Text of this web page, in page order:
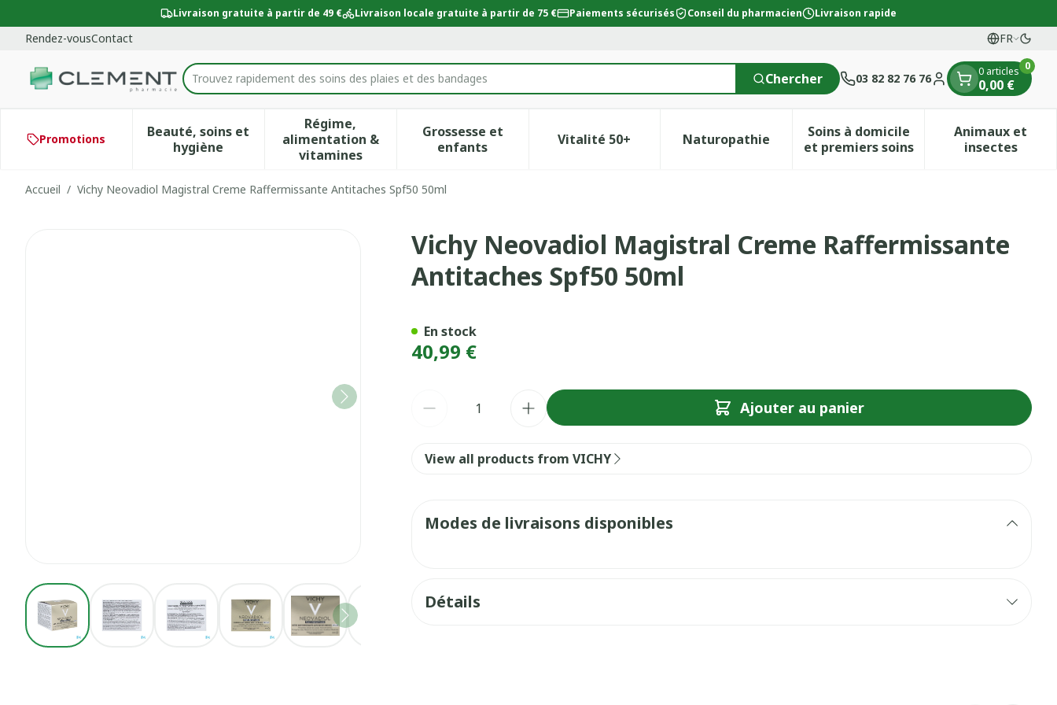
Livraison gratuite à partir de 49 € Livraison locale gratuite à partir de 75 € Paiements sécurisés Conseil du pharmacien Livraison rapide
Rendez-vousContact FR
Langues
Rechercher
Trouvez rapidement des soins des plaies et des bandages Chercher 03 82 82 76 76
Menu client
0 articles
0,00 €
0
Promotions
Beauté, soins et
hygièneAfficher le sous-menu pour la catégorie Beauté, soins et hygiène
Régime,
alimentation &
vitamines
Afficher le sous-menu pour la catégorie Régime, alimentation & vitamines
Grossesse et
enfantsAfficher le sous-menu pour la catégorie Grossesse et enfants
Vitalité 50+Afficher le sous-menu pour la catégorie Vitalité 50+
NaturopathieAfficher le sous-menu pour la catégorie
Soins à domicile
et premiers soins
Afficher le sous-menu pour la
Animaux et
insectes
Afficher
Accueil / Vichy Neovadiol Magistral Creme Raffermissante Antitaches Spf50 50ml
View larger image View larger imageView larger imageView larger imageView larger imageView larger image
Vichy Neovadiol Magistral Creme Raffermissante Antitaches Spf50 50ml
Vichy Neovadiol Magistral Creme Raffermissante
Antitaches Spf50 50ml
40,99 €
Ajouter au panier
En stock
View all products from VICHY
Modes de livraisons disponibles
Détails